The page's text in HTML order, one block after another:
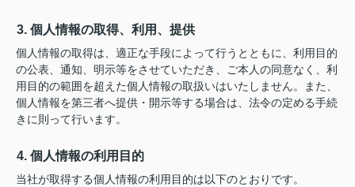
3. 個人情報の取得、利用、提供
個人情報の取得は、適正な手段によって行うとともに、利用目的
の公表、通知、明示等をさせていただき、ご本人の同意なく、利
用目的の範囲を超えた個人情報の取扱いはいたしません。また、
個人情報を第三者へ提供・開示等する場合は、法令の定める手続
きに則って行います。
4. 個人情報の利用目的
当社が取得する個人情報の利用目的は以下のとおりです。